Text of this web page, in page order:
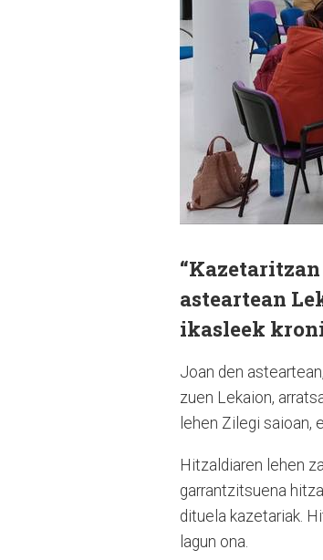
asteartean
ikasleek
Joan den
zuen Lekaion,
lehen Zilegi saioan,
Hitzaldiaren lehen
garrantzitsuena
dituela kazetariak.
lagun ona.